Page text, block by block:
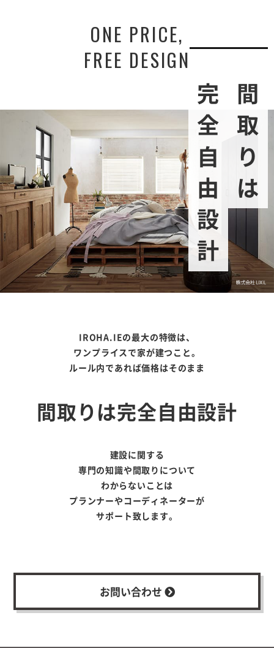
ONE PRICE,
FREE DESIGN
間取りは
完全自由設計
IROHA.IEの最大の特徴は、
ワンプライスで家が建つこと。
ルール内であれば価格はそのまま
間取りは完全自由設計
建設に関する
専門の知識や間取りについて
わからないことは
プランナーやコーディネーターが
サポート致します。
お問い合わせ